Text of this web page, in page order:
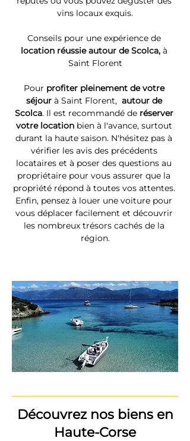
vins locaux exquis.
Conseils pour une expérience de
location réussie autour de Scolca, à
Saint Florent
Pour profiter pleinement de votre
séjour à Saint Florent, autour de
Scolca. Il est recommandé de réserver
votre location bien à l'avance, surtout
durant la haute saison. N'hésitez pas à
vérifier les avis des précédents
locataires et à poser des questions au
propriétaire pour vous assurer que la
propriété répond à toutes vos attentes.
Enfin, pensez à louer une voiture pour
vous déplacer facilement et découvrir
les nombreux trésors cachés de la
région.
Découvrez nos biens en
Haute-Corse